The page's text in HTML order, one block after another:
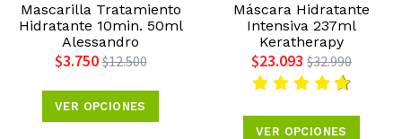
Mascarilla Tratamiento
Hidratante 10min. 50ml
Alessandro
$3.750 $12.500
VER OPCIONES
Máscara Hidratante
Intensiva 237ml
Keratherapy
$23.093 $32.990
VER OPCIONES